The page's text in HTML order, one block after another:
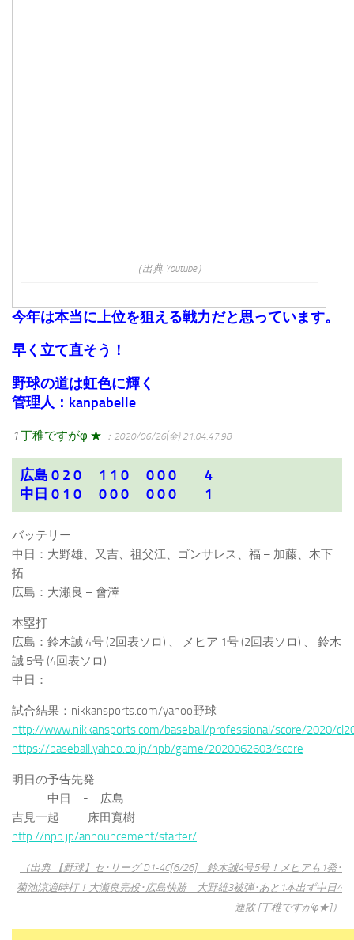
（出典 Youtube）
今年は本当に上位を狙える戦力だと思っています。
早く立て直そう！
野球の道は虹色に輝く
管理人：kanpabelle
1丁稚ですがφ ★ ：2020/06/26(金) 21:04:47.98
広島 0 2 0 1 1 0 0 0 0 4
中日 0 1 0 0 0 0 0 0 0 1
バッテリー
中日：大野雄、又吉、祖父江、ゴンサレス、福 – 加藤、木下
拓
広島：大瀬良 – 會澤
本塁打
広島：鈴木誠 4号 (2回表ソロ) 、 メヒア 1号 (2回表ソロ) 、 鈴木
誠 5号 (4回表ソロ)
中日：
試合結果：nikkansports.com/yahoo野球
http://www.nikkansports.com/baseball/professional/score/2020/
https://baseball.yahoo.co.jp/npb/game/2020062603/score
明日の予告先発
中日 - 広島
吉見一起 床田寛樹
http://npb.jp/announcement/starter/
（出典 【野球】セ･リーグ D1-4C[6/26] 鈴木誠4号5号！メヒアも1発･
菊池涼適時打！大瀬良完投･広島快勝 大野雄3被弾･あと1本出ず中日4
連敗 [丁稚ですがφ★]）